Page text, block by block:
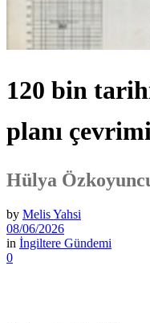
120 bin
planı
Hülya
by Melis Yahsi
08/06/2026
in İngiltere Gündemi
0